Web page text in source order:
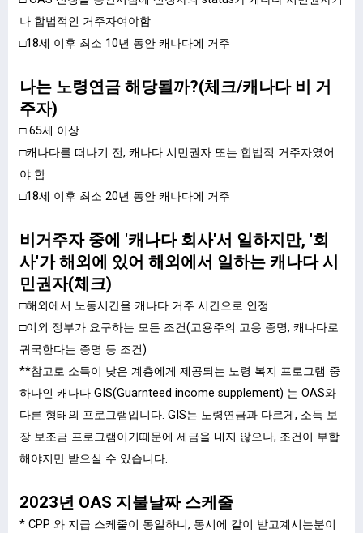
나 합법적인 거주자여야함
□18세 이후 최소 10년 동안 캐나다에 거주
나는 노령연금 해당될까?(체크/캐나다 비 거
주자)
□ 65세 이상
□캐나다를 떠나기 전, 캐나다 시민권자 또는 합법적 거주자였어
야 함
□18세 이후 최소 20년 동안 캐나다에 거주​
비거주자 중에 '캐나다 회사'서 일하지만, '회
사'가 해외에 있어 해외에서 일하는 캐나다 시
민권자(체크)
□해외에서 노동시간을 캐나다 거주 시간으로 인정
□이외 정부가 요구하는 모든 조건(고용주의 고용 증명, 캐나다로
귀국한다는 증명 등 조건)​
**참고로 소득이 낮은 계층에게 제공되는 노령 복지 프로그램 중
하나인 캐나다 GIS(Guarnteed income supplement) 는 OAS와
다른 형태의 프로그램입니다. GIS는 노령연금과 다르게, 소득 보
장 보조금 프로그램이기때문에 세금을 내지 않으나, 조건이 부합
해야지만 받으실 수 있습니다.
2023년 OAS 지불날짜 스케줄
* CPP 와 지급 스케줄이 동일하니, 동시에 같이 받고계시는분이